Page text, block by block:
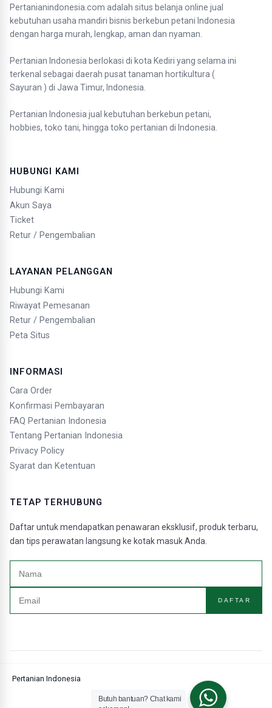
Pertanianindonesia.com adalah situs belanja online jual
kebutuhan usaha mandiri bisnis berkebun petani Indonesia
dengan harga murah, lengkap, aman dan nyaman.
Pertanian Indonesia berlokasi di kota Kediri yang selama ini
terkenal sebagai daerah pusat tanaman hortikultura (
Sayuran ) di Jawa Timur, Indonesia.
Pertanian Indonesia jual kebutuhan berkebun petani,
hobbies, toko tani, hingga toko pertanian di Indonesia.
HUBUNGI KAMI
Hubungi Kami
Akun Saya
Ticket
Retur / Pengembalian
LAYANAN PELANGGAN
Hubungi Kami
Riwayat Pemesanan
Retur / Pengembalian
Peta Situs
INFORMASI
Cara Order
Konfirmasi Pembayaran
FAQ Pertanian Indonesia
Tentang Pertanian Indonesia
Privacy Policy
Syarat dan Ketentuan
TETAP TERHUBUNG
Daftar untuk mendapatkan penawaran eksklusif, produk terbaru,
dan tips perawatan langsung ke kotak masuk Anda.
DAFTAR
Pertanian Indonesia
Butuh bantuan? Chat kami